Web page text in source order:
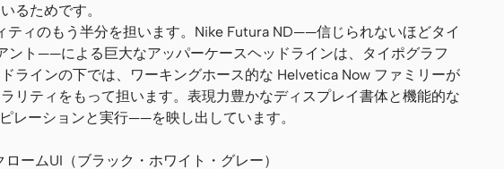
るためです。
ィのもう半分を担います。Nike Futura ND——信じられないほどタイ
ント——による巨大なアッパーケースヘッドラインは、タイポグラフ
ラインの下では、ワーキングホース的な Helvetica Now ファミリーが
リティをもって担います。表現力豊かなディスプレイ書体と機能的な
レーションと実行——を映し出しています。
ームUI（ブラック・ホワイト・グレー）